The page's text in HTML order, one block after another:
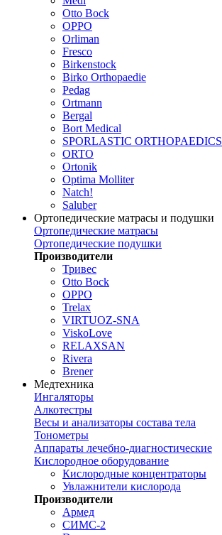
Otto Bock
OPPO
Orliman
Fresco
Birkenstock
Birko Orthopaedie
Pedag
Ortmann
Bergal
Bort Medical
SPORLASTIC ORTHOPAEDICS
ORTO
Ortonik
Optima Molliter
Natch!
Saluber
Ортопедические матрасы и подушки
Ортопедические матрасы
Ортопедические подушки
Производители
Тривес
Otto Bock
OPPO
Trelax
VIRTUOZ-SNA
ViskoLove
RELAXSAN
Rivera
Brener
Медтехника
Ингаляторы
Алкотестры
Весы и анализаторы состава тела
Тонометры
Аппараты лечебно-диагностические
Кислородное оборудование
Кислородные концентраторы
Увлажнители кислорода
Производители
Армед
СИМС-2